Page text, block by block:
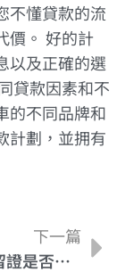
不懂貸款的流
價。 好的計
以及正確的選
貸款因素和不
的不同品牌和
計劃，並拥有
下一篇
護照、居留證是否影響汽車貸款申請？